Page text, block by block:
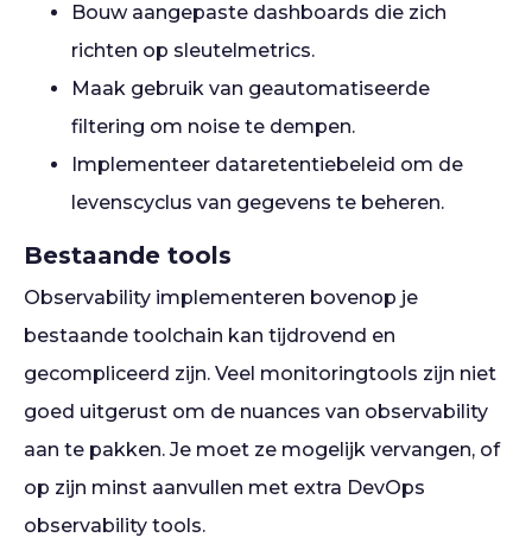
Bouw aangepaste dashboards die zich
richten op sleutelmetrics.
Maak gebruik van geautomatiseerde
filtering om noise te dempen.
Implementeer dataretentiebeleid om de
levenscyclus van gegevens te beheren.
Bestaande tools
Observability implementeren bovenop je
bestaande toolchain kan tijdrovend en
gecompliceerd zijn. Veel monitoringtools zijn niet
goed uitgerust om de nuances van observability
aan te pakken. Je moet ze mogelijk vervangen, of
op zijn minst aanvullen met extra DevOps
observability tools.